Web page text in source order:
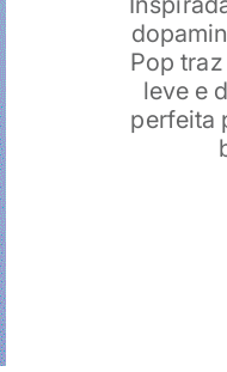
Pop
leve e
perfeita